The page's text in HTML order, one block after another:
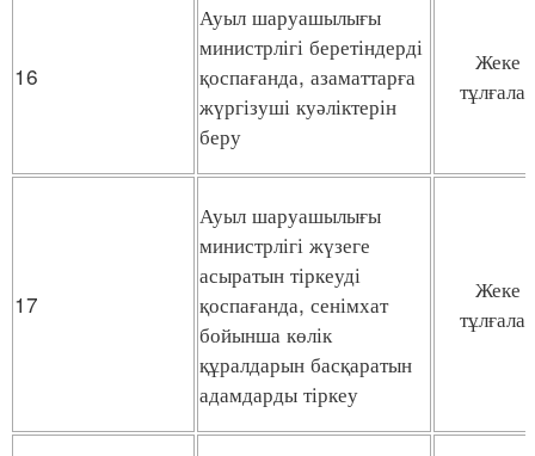
16
Ауыл шаруашылығы
министрлігі беретіндерді
қоспағанда, азаматтарға
жүргізуші куәліктерін
беру
Жеке
тұлғалар
17
Ауыл шаруашылығы
министрлігі жүзеге
асыратын тіркеуді
қоспағанда, сенімхат
бойынша көлік
құралдарын басқаратын
адамдарды тіркеу
Жеке
тұлғалар